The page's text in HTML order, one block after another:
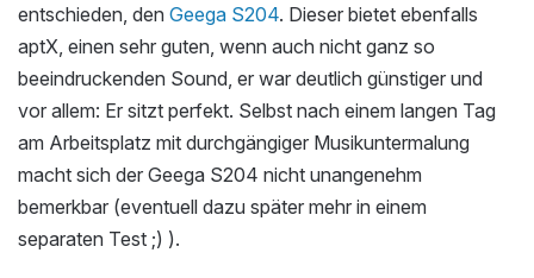
entschieden, den Geega S204. Dieser bietet ebenfalls
aptX, einen sehr guten, wenn auch nicht ganz so
beeindruckenden Sound, er war deutlich günstiger und
vor allem: Er sitzt perfekt. Selbst nach einem langen Tag
am Arbeitsplatz mit durchgängiger Musikuntermalung
macht sich der Geega S204 nicht unangenehm
bemerkbar (eventuell dazu später mehr in einem
separaten Test ;) ).